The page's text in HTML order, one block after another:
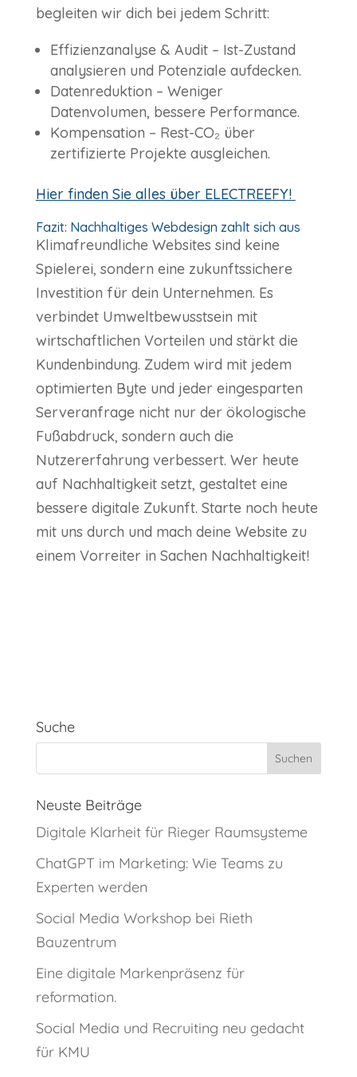
begleiten wir dich bei jedem Schritt:
Effizienzanalyse & Audit – Ist-Zustand
analysieren und Potenziale aufdecken.
Datenreduktion – Weniger
Datenvolumen, bessere Performance.
Kompensation – Rest-CO₂ über
zertifizierte Projekte ausgleichen.
Hier finden Sie alles über ELECTREEFY!
Fazit: Nachhaltiges Webdesign zahlt sich aus
Klimafreundliche Websites sind keine
Spielerei, sondern eine zukunftssichere
Investition für dein Unternehmen. Es
verbindet Umweltbewusstsein mit
wirtschaftlichen Vorteilen und stärkt die
Kundenbindung. Zudem wird mit jedem
optimierten Byte und jeder eingesparten
Serveranfrage nicht nur der ökologische
Fußabdruck, sondern auch die
Nutzererfahrung verbessert. Wer heute
auf Nachhaltigkeit setzt, gestaltet eine
bessere digitale Zukunft. Starte noch heute
mit uns durch und mach deine Website zu
einem Vorreiter in Sachen Nachhaltigkeit!
Suche
Neuste Beiträge
Digitale Klarheit für Rieger Raumsysteme
ChatGPT im Marketing: Wie Teams zu
Experten werden
Social Media Workshop bei Rieth
Bauzentrum
Eine digitale Markenpräsenz für
reformation.
Social Media und Recruiting neu gedacht
für KMU